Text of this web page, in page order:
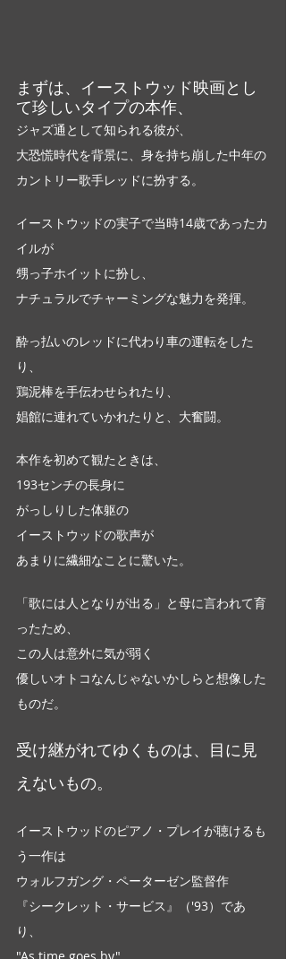
まずは、イーストウッド映画とし
て珍しいタイプの本作、
ジャズ通として知られる彼が、
大恐慌時代を背景に、身を持ち崩した中年の
カントリー歌手レッドに扮する。
イーストウッドの実子で当時14歳であったカ
イルが
甥っ子ホイットに扮し、
ナチュラルでチャーミングな魅力を発揮。
酔っ払いのレッドに代わり車の運転をした
り、
鶏泥棒を手伝わせられたり、
娼館に連れていかれたりと、大奮闘。
本作を初めて観たときは、
193センチの長身に
がっしりした体躯の
イーストウッドの歌声が
あまりに繊細なことに驚いた。
「歌には人となりが出る」と母に言われて育
ったため、
この人は意外に気が弱く
優しいオトコなんじゃないかしらと想像した
ものだ。
受け継がれてゆくものは、目に見
えないもの。
イーストウッドのピアノ・プレイが聴けるも
う一作は
ウォルフガング・ペーターゼン監督作
『シークレット・サービス』（'93）であ
り、